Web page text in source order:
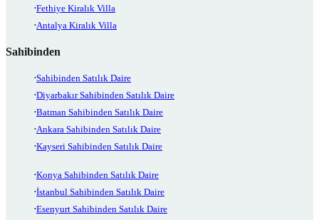
Fethiye Kiralık Villa
Antalya Kiralık Villa
Sahibinden
Sahibinden Satılık Daire
Diyarbakır Sahibinden Satılık Daire
Batman Sahibinden Satılık Daire
Ankara Sahibinden Satılık Daire
Kayseri Sahibinden Satılık Daire
Konya Sahibinden Satılık Daire
İstanbul Sahibinden Satılık Daire
Esenyurt Sahibinden Satılık Daire